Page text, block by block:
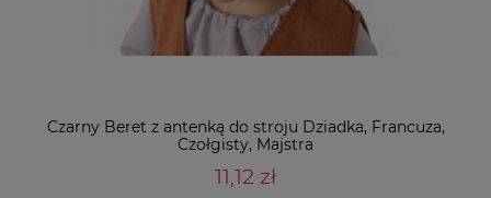
Czarny Beret z antenką do stroju Dziadka, Francuza,
Czołgisty, Majstra
11,12 zł